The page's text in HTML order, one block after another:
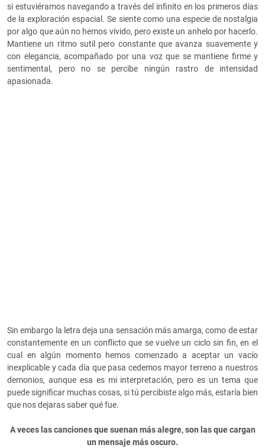
si estuviéramos navegando a través del infinito en los primeros días
de la exploración espacial. Se siente como una especie de nostalgia
por algo que aún no hemos vivido, pero existe un anhelo por hacerlo.
Mantiene un ritmo sutil pero constante que avanza suavemente y
con elegancia, acompañado por una voz que se mantiene firme y
sentimental, pero no se percibe ningún rastro de intensidad
apasionada.
Sin embargo la letra deja una sensación más amarga, como de estar
constantemente en un conflicto que se vuelve un ciclo sin fin, en el
cual en algún momento hemos comenzado a aceptar un vacío
inexplicable y cada día que pasa cedemos mayor terreno a nuestros
demonios, aunque esa es mi interpretación, pero es un tema que
puede significar muchas cosas, si tú percibiste algo más, estaría bien
que nos dejaras saber qué fue.
A veces las canciones que suenan más alegre, son las que cargan
un mensaje más oscuro.